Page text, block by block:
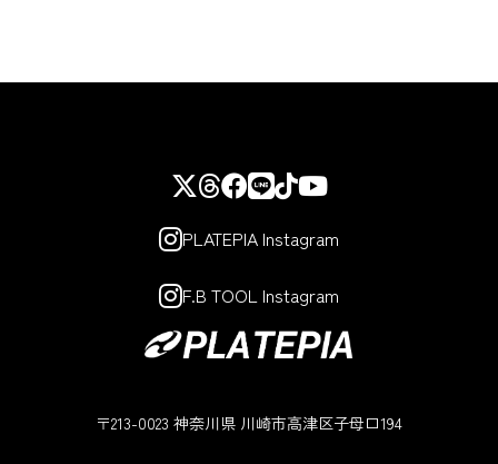
〒213-0023 神奈川県 川崎市高津区子母口194
PLATEPIA Instagram
F.B TOOL Instagram